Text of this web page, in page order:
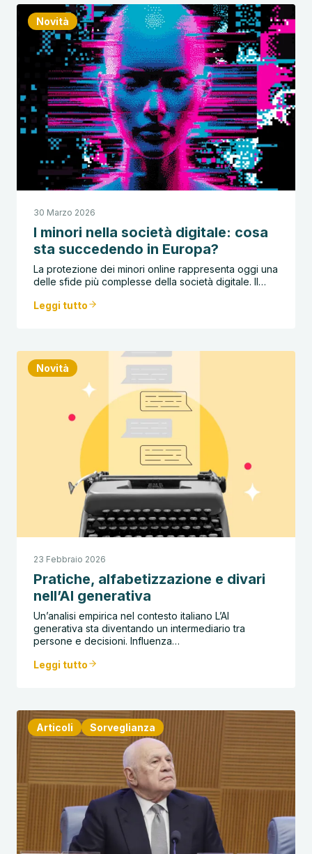
Novità
30 Marzo 2026
I minori nella società digitale: cosa
sta succedendo in Europa?
La protezione dei minori online rappresenta oggi una
delle sfide più complesse della società digitale. Il…
Leggi tutto
Novità
23 Febbraio 2026
Pratiche, alfabetizzazione e divari
nell’AI generativa
Un’analisi empirica nel contesto italiano L’AI
generativa sta diventando un intermediario tra
persone e decisioni. Influenza…
Leggi tutto
Articoli Sorveglianza